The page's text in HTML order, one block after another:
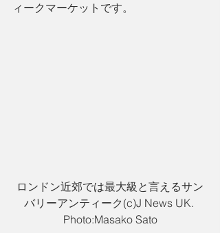
ィークマーケットです。
ロンドン近郊では最大級と言えるサン
バリーアンティーク(c)J News UK.
Photo:Masako Sato